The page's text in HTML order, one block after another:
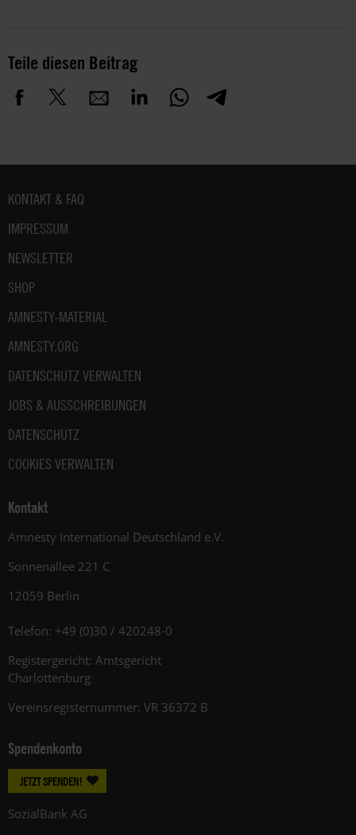
Teile diesen Beitrag
Fußbereich
KONTAKT & FAQ
IMPRESSUM
NEWSLETTER
SHOP
AMNESTY-MATERIAL
AMNESTY.ORG
DATENSCHUTZ VERWALTEN
JOBS & AUSSCHREIBUNGEN
DATENSCHUTZ
COOKIES VERWALTEN
Kontakt
Amnesty International Deutschland e.V.
Sonnenallee 221 C
12059 Berlin
Telefon: +49 (0)30 / 420248-0
Registergericht: Amtsgericht
Charlottenburg
Vereinsregisternummer: VR 36372 B
Spendenkonto
JETZT SPENDEN!
SozialBank AG